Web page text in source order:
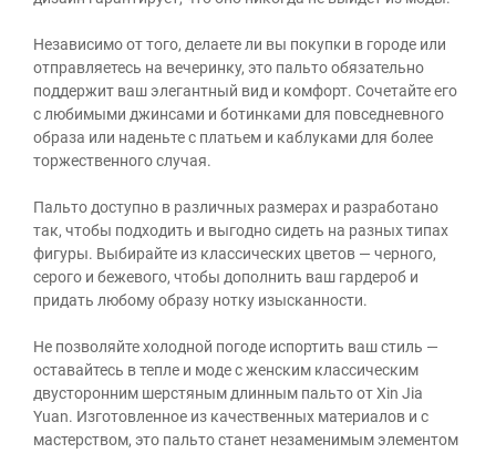
Независимо от того, делаете ли вы покупки в городе или
отправляетесь на вечеринку, это пальто обязательно
поддержит ваш элегантный вид и комфорт. Сочетайте его
с любимыми джинсами и ботинками для повседневного
образа или наденьте с платьем и каблуками для более
торжественного случая.
Пальто доступно в различных размерах и разработано
так, чтобы подходить и выгодно сидеть на разных типах
фигуры. Выбирайте из классических цветов — черного,
серого и бежевого, чтобы дополнить ваш гардероб и
придать любому образу нотку изысканности.
Не позволяйте холодной погоде испортить ваш стиль —
оставайтесь в тепле и моде с женским классическим
двусторонним шерстяным длинным пальто от Xin Jia
Yuan. Изготовленное из качественных материалов и с
мастерством, это пальто станет незаменимым элементом